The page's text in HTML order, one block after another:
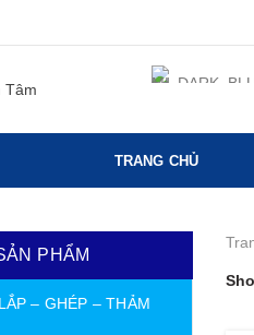
TRANG CHỦ
PHẨM
– GHÉP – THẢM